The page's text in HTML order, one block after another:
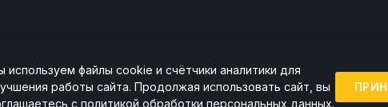
ссылка на источник обязательна.
Точную стоимость и наличие уточняйте у менеджера.
используем файлы cookie и счётчики аналитики для
работы сайта. Продолжая использовать сайт, вы
с политикой обработки персональных данных.